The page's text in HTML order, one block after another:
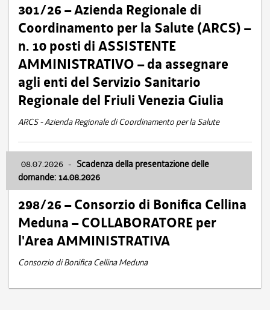
301/26 – Azienda Regionale di
Coordinamento per la Salute (ARCS) –
n. 10 posti di ASSISTENTE
AMMINISTRATIVO – da assegnare
agli enti del Servizio Sanitario
Regionale del Friuli Venezia Giulia
ARCS - Azienda Regionale di Coordinamento per la Salute
08.07.2026 - Scadenza della presentazione delle
domande: 14.08.2026
298/26 – Consorzio di Bonifica Cellina
Meduna – COLLABORATORE per
l'Area AMMINISTRATIVA
Consorzio di Bonifica Cellina Meduna